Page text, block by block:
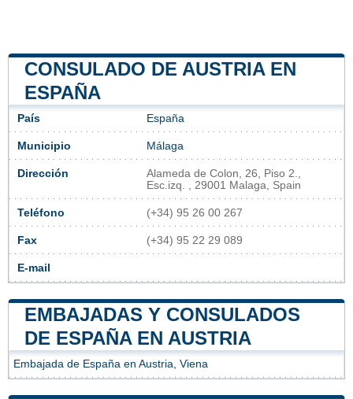
CONSULADO DE AUSTRIA EN
ESPAÑA
País España
Municipio Málaga
Dirección
Alameda de Colon, 26, Piso 2.,
Esc.izq. , 29001 Malaga, Spain
Teléfono (+34) 95 26 00 267
Fax (+34) 95 22 29 089
E-mail
EMBAJADAS Y CONSULADOS
DE ESPAÑA EN AUSTRIA
Embajada de España en Austria, Viena